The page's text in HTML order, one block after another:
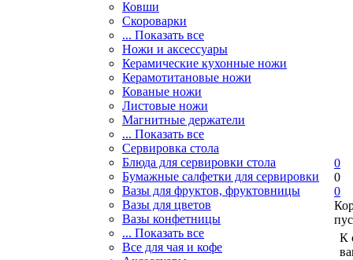
Ковши
Скороварки
... Показать все
Ножи и аксессуары
Керамические кухонные ножи
Керамотитановые ножи
Кованые ножи
Листовые ножи
Магнитные держатели
... Показать все
Сервировка стола
Блюда для сервировки стола
Бумажные салфетки для сервировки
Вазы для фруктов, фруктовницы
Вазы для цветов
Вазы конфетницы
... Показать все
Все для чая и кофе
0
0
0
К